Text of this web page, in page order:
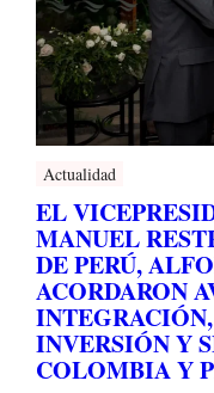
Actualidad
EL
MANUEL
DE PERÚ,
ACORDARON
INVERSIÓN Y
COLOMBIA Y